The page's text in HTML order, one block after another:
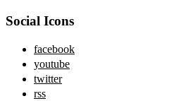
Social Icons
facebook
youtube
twitter
rss